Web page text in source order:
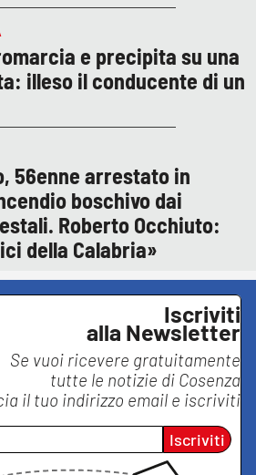
e precipita su una
illeso il conducente di un
56enne arrestato in
boschivo dai
Roberto Occhiuto:
della Calabria»
Iscriviti
alla Newsletter
Se vuoi ricevere gratuitamente
tutte le notizie di Cosenza
il tuo indirizzo email e iscriviti
Iscriviti